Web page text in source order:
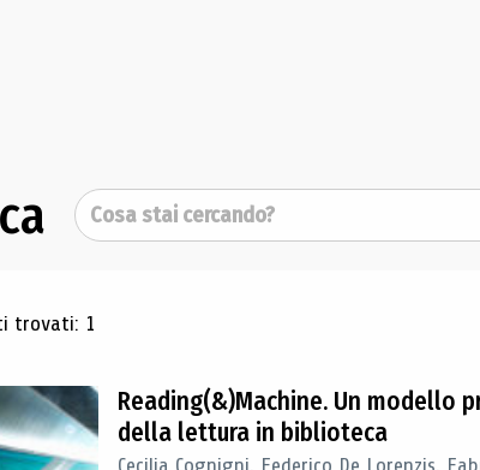
Cerca
di ricerca
trovati: 1
Reading(&)Machine. Un modello
della lettura in biblioteca
Cecilia Cognigni, Federico De Lorenzis,